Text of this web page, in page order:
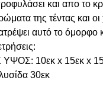
και απο το
της τέντας και
αυτό το όμορφο
10εκ x 15εκ x
30εκ